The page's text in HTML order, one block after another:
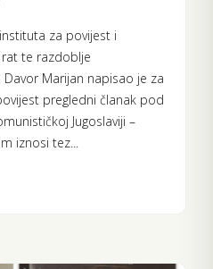
za povijest i
te razdoblje
Davor Marijan napisao je za
pregledni članak pod
Jugoslaviji –
iznosi tez...